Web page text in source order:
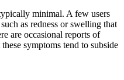
minimal. A few users
as redness or swelling that
are occasional reports of
symptoms tend to subside